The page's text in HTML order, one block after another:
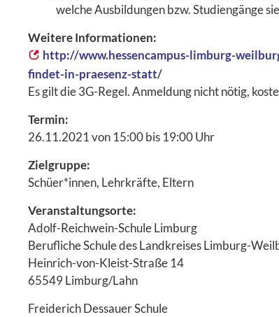
welche Ausbildungen bzw. Studiengänge
Weitere Informationen:
http://www.hessencampus-limburg-
findet-in-praesenz-statt/
Es gilt die 3G-Regel. Anmeldung nicht nötig,
Termin:
26.11.2021 von 15:00 bis 19:00 Uhr
Zielgruppe:
Schüer*innen, Lehrkräfte, Eltern
Veranstaltungsorte:
Adolf-Reichwein-Schule Limburg
Berufliche Schule des Landkreises Limburg-
Heinrich-von-Kleist-Straße 14
65549 Limburg/Lahn
Freiderich Dessauer Schule